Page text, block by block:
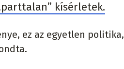
kísérletek.
ez az egyetlen politika,